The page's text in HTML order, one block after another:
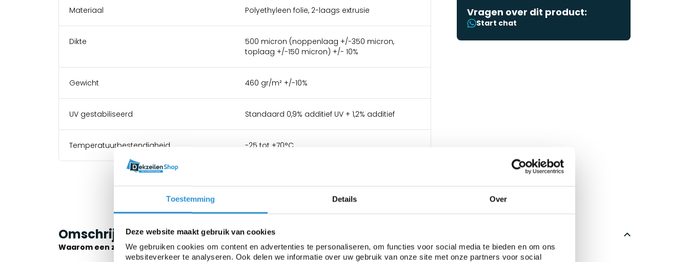
Toestemming Details Over
Deze website maakt gebruik van cookies
We gebruiken cookies om content en advertenties te personaliseren, om functies voor social media te bieden en om ons
websiteverkeer te analyseren. Ook delen we informatie over uw gebruik van onze site met onze partners voor social
Materiaal Polyethyleen folie, 2-laags extrusie
Dikte
500 micron (noppenlaag +/-350 micron,
toplaag +/-150 micron) +/- 10%
Gewicht 460 gr/m² +/-10%
UV gestabiliseerd Standaard 0,9% additief UV + 1,2% additief
Temperatuurbestendigheid -25 tot +70°C
Vragen over dit product:
Start chat
Omschrijving
Waarom een zwembadzeil